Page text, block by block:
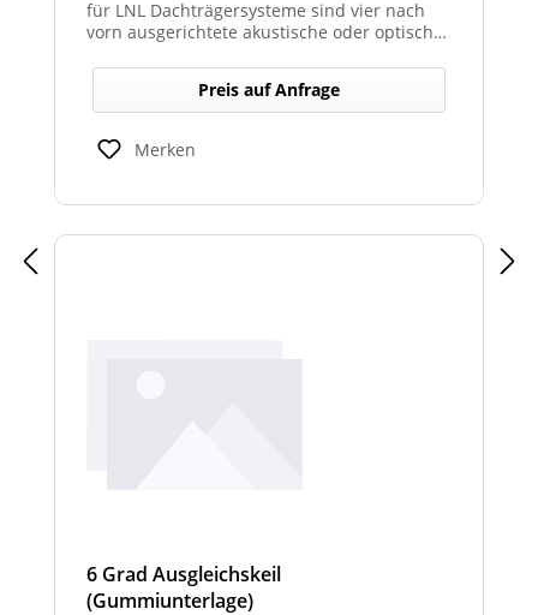
für LNL Dachträgersysteme sind vier nach
vorn ausgerichtete akustische oder optische
befestigt werden, um in Fahrtrichtung
gezielte Warnsignale abzugeben. Sie
erhöhen die Sicht- und Hörbarkeit von
Warnhinweisen für Fahrer und Umfeld und
verbessern so die Sicherheit bei Einsatz-
Preis auf Anfrage
Merken
6 Grad Ausgleichskeil
(Gummiunterlage)